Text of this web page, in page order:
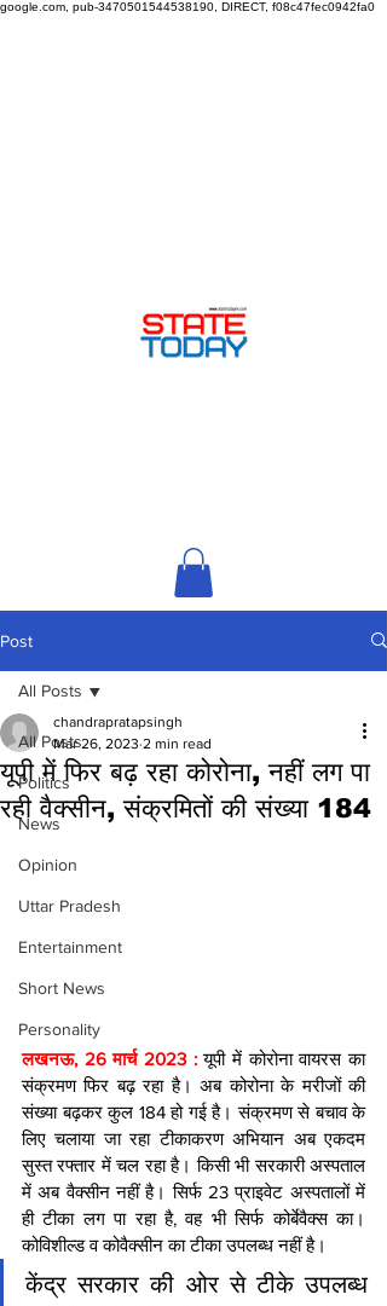
google.com, pub-3470501544538190, DIRECT, f08c47fec0942fa0
Post
All Posts
Politics
News
Opinion
Uttar Pradesh
Entertainment
Short News
Personality
All Posts
यूपी में फिर बढ़ रहा कोरोना, नहीं लग पा
रही वैक्सीन, संक्रमितों की संख्या 184
chandrapratapsingh
Mar 26, 2023 2 min read
लखनऊ, 26 मार्च 2023 : यूपी में कोरोना वायरस का
संक्रमण फिर बढ़ रहा है। अब कोरोना के मरीजों की
संख्या बढ़कर कुल 184 हो गई है। संक्रमण से बचाव के
लिए चलाया जा रहा टीकाकरण अभियान अब एकदम
सुस्त रफ्तार में चल रहा है। किसी भी सरकारी अस्पताल
में अब वैक्सीन नहीं है। सिर्फ 23 प्राइवेट अस्पतालों में
ही टीका लग पा रहा है, वह भी सिर्फ कोर्बेवैक्स का।
कोविशील्ड व कोवैक्सीन का टीका उपलब्ध नहीं है।
केंद्र सरकार की ओर से टीके उपलब्ध